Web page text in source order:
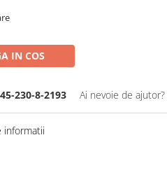
IN COS
230-8-2193 Ai nevoie de ajutor?
informatii